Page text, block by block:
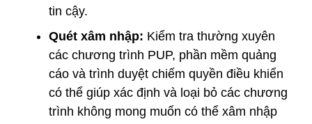
tin cậy.
Quét xâm nhập: Kiểm tra thường xuyên
các chương trình PUP, phần mềm quảng
cáo và trình duyệt chiếm quyền điều khiển
có thể giúp xác định và loại bỏ các chương
trình không mong muốn có thể xâm nhập